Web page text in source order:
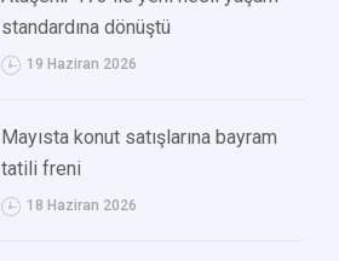
standardına dönüştü
19 Haziran 2026
Mayısta konut satışlarına bayram
tatili freni
18 Haziran 2026